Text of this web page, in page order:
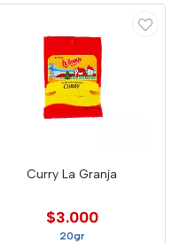
Curry La Granja
$3.000
20gr